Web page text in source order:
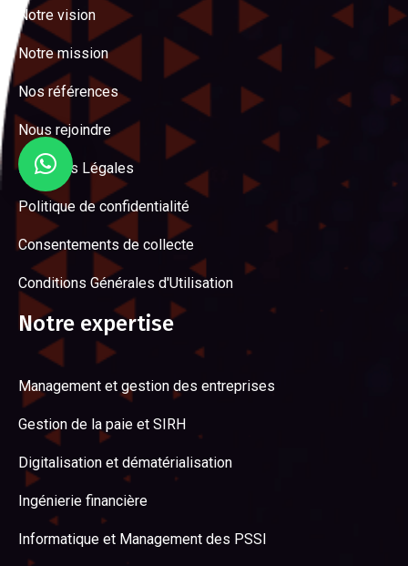
Notre vision
Notre mission
Nos références
Nous rejoindre
Mentions Légales
Politique de confidentialité
Consentements de collecte
Conditions Générales d'Utilisation
Notre expertise
Management et gestion des entreprises
Gestion de la paie et SIRH
Digitalisation et dématérialisation
Ingénierie financière
Informatique et Management des PSSI